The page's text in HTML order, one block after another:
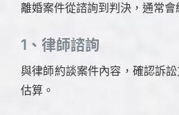
離婚案件從諮詢到判決，通常會
1、律師諮詢
與律師約談案件內容，確認訴
估算。